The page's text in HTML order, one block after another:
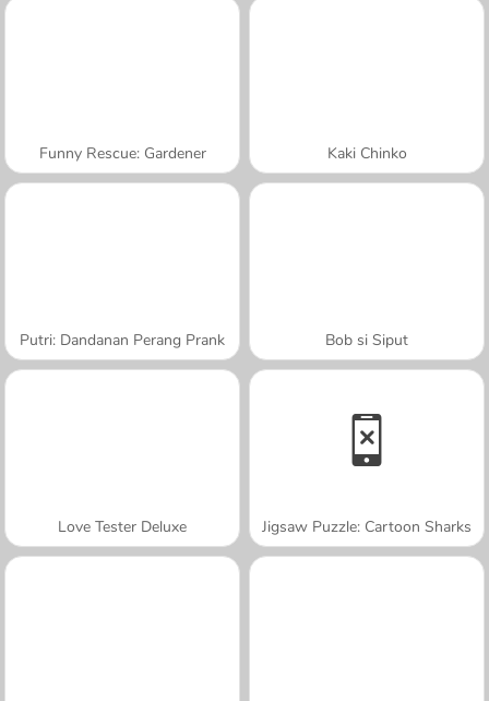
Funny Rescue: Gardener Kaki Chinko
Putri: Dandanan Perang Prank Bob si Siput
Love Tester Deluxe Jigsaw Puzzle: Cartoon Sharks